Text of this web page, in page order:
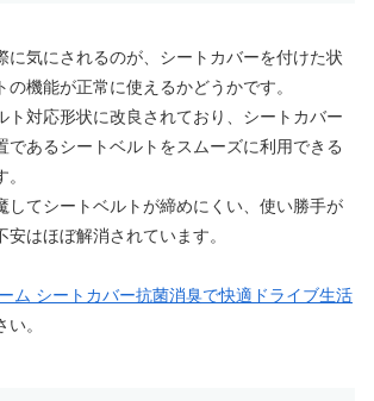
に気にされるのが、シートカバーを付けた状
機能が正常に使えるかどうかです。
ト対応形状に改良されており、シートカバー
であるシートベルトをスムーズに利用できる
してシートベルトが締めにくい、使い勝手が
安はほぼ解消されています。
ム シートカバー抗菌消臭で快適ドライブ生活
。